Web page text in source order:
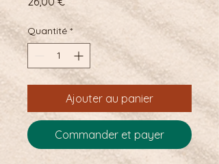
Quantité *
Ajouter au panier
Commander et payer